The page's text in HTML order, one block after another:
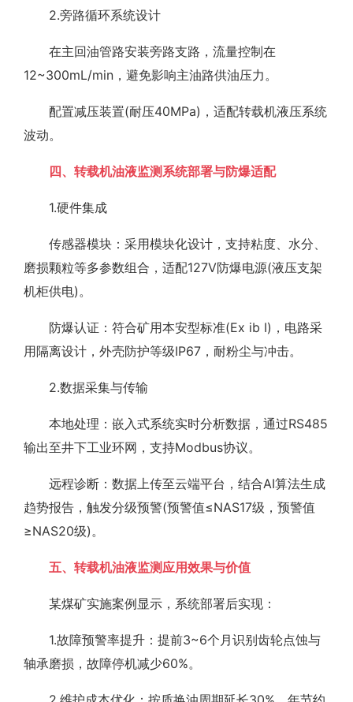
2.旁路循环系统设计
在主回油管路安装旁路支路，流量控制在
12~300mL/min，避免影响主油路供油压力。
配置减压装置(耐压40MPa)，适配转载机液压系统
波动。
四、转载机油液监测系统部署与防爆适配
1.硬件集成
传感器模块：采用模块化设计，支持粘度、水分、
磨损颗粒等多参数组合，适配127V防爆电源(液压支架
机柜供电)。
防爆认证：符合矿用本安型标准(Ex ib I)，电路采
用隔离设计，外壳防护等级IP67，耐粉尘与冲击。
2.数据采集与传输
本地处理：嵌入式系统实时分析数据，通过RS485
输出至井下工业环网，支持Modbus协议。
远程诊断：数据上传至云端平台，结合AI算法生成
趋势报告，触发分级预警(预警值≤NAS17级，预警值
≥NAS20级)。
五、转载机油液监测应用效果与价值
某煤矿实施案例显示，系统部署后实现：
1.故障预警率提升：提前3~6个月识别齿轮点蚀与
轴承磨损，故障停机减少60%。